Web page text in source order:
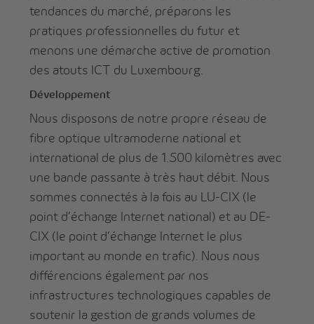
tendances du marché, préparons les
pratiques professionnelles du futur et
menons une démarche active de promotion
des atouts ICT du Luxembourg.
Développement
Nous disposons de notre propre réseau de
fibre optique ultramoderne national et
international de plus de 1.500 kilomètres avec
une bande passante à très haut débit. Nous
sommes connectés à la fois au LU-CIX (le
point d’échange Internet national) et au DE-
CIX (le point d’échange Internet le plus
important au monde en trafic). Nous nous
différencions également par nos
infrastructures technologiques capables de
soutenir la gestion de grands volumes de